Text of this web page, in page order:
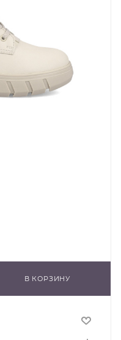
В КОРЗИНУ